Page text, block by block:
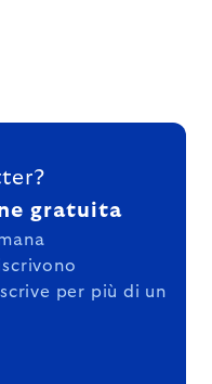
gratuita
per più di un